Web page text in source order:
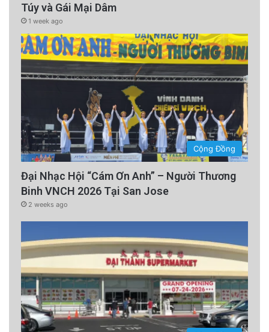
Túy và Gái Mại Dâm
1 week ago
Cộng Đồng
Đại Nhạc Hội “Cám Ơn Anh” – Người Thương
Binh VNCH 2026 Tại San Jose
2 weeks ago